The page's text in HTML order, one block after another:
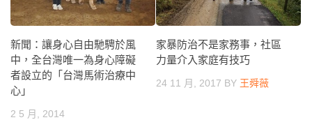
新聞：讓身心自由馳騁於風
中，全台灣唯一為身心障礙
者設立的「台灣馬術治療中
心」
2 5 月, 2014
家暴防治不是家務事，社區
力量介入家庭有技巧
24 11 月, 2017 BY 王舜薇